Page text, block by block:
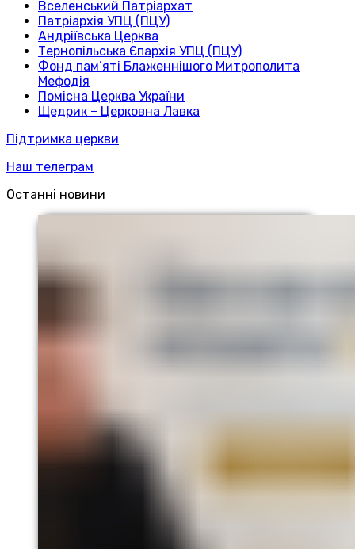
Вселенський Патріархат
Патріархія УПЦ (ПЦУ)
Андріївська Церква
Тернопільська Єпархія УПЦ (ПЦУ)
Фонд пам’яті Блаженнішого Митрополита
Мефодія
Помісна Церква України
Щедрик – Церковна Лавка
Підтримка церкви
Наш телеграм
Останні новини